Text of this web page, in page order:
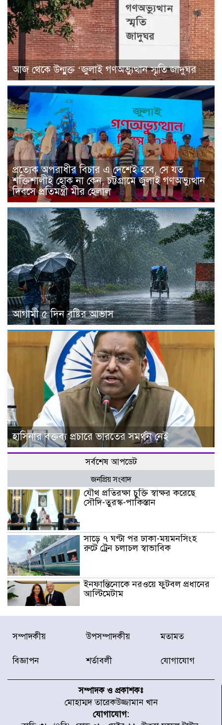
আজ থেকে উন্মুক্ত ‘জুলাই গণঅভ্যুত্থান স্মৃতি জাদুঘর
প্রত্যেক অপরাধীর বিচার এ দেশেই হবে, সে যত
শক্তিশালীই হোক না কেন, চট্টগ্রামে জুলাই গণঅভ্যুত্থান
দিবসে প্রতিমন্ত্রী মীর হেলাল
আগামী ৫ দিন বৃষ্টির আভাস
হাসিনার বক্তব্য প্রচারে ভারতের সমর্থন নেই
সর্বশেষ আপডেট
জনপ্রিয় সংবাদ
যৌথ প্রতিরক্ষা চুক্তি স্বাক্ষর করেছে
সৌদি-তুরস্ক-পাকিস্তান
সাড়ে ৭ ঘণ্টা পর ঢাকা-ময়মনসিংহ
রুটে ট্রেন চলাচল স্বাভাবিক
ইনফান্তিনোকে নরওয়ে ফুটবল প্রধানের
আল্টিমেটাম
দেশে ভারি বৃষ্টির সতর্কবার্তা, ১০
জেলায় বন্যার পূর্বাভাস
স্থাপনের উদ্যোগ চান মিয়া ব্যাপারীর
৭ জেলায় ঝোড়ো হাওয়াসহ বজ্রবৃষ্টির
সম্পাদকীয় উপসম্পাদকীয় মতামত
বিজ্ঞাপন শর্তাবলী যোগাযোগ
সম্পাদক ও প্রকাশকঃ
মোহাম্মদ তারেকউজ্জামান খান
যোগাযোগ: